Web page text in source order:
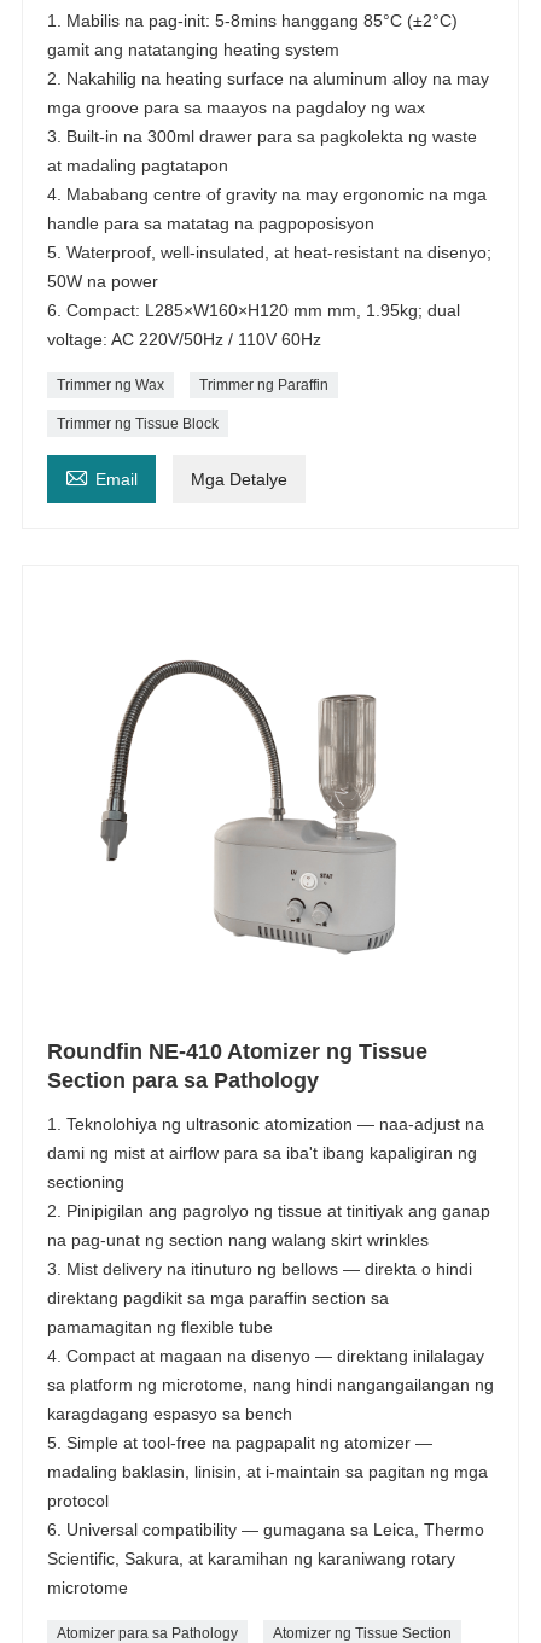
1. Mabilis na pag-init: 5-8mins hanggang 85°C (±2°C)
gamit ang natatanging heating system
2. Nakahilig na heating surface na aluminum alloy na may
mga groove para sa maayos na pagdaloy ng wax
3. Built-in na 300ml drawer para sa pagkolekta ng waste
at madaling pagtatapon
4. Mababang centre of gravity na may ergonomic na mga
handle para sa matatag na pagpoposisyon
5. Waterproof, well-insulated, at heat-resistant na disenyo;
50W na power
6. Compact: L285×W160×H120 mm mm, 1.95kg; dual
voltage: AC 220V/50Hz / 110V 60Hz
Trimmer ng Wax Trimmer ng Paraffin
Trimmer ng Tissue Block
 Email Mga Detalye
Roundfin NE-410 Atomizer ng Tissue
Section para sa Pathology
1. Teknolohiya ng ultrasonic atomization — naa-adjust na
dami ng mist at airflow para sa iba't ibang kapaligiran ng
sectioning
2. Pinipigilan ang pagrolyo ng tissue at tinitiyak ang ganap
na pag-unat ng section nang walang skirt wrinkles
3. Mist delivery na itinuturo ng bellows — direkta o hindi
direktang pagdikit sa mga paraffin section sa
pamamagitan ng flexible tube
4. Compact at magaan na disenyo — direktang inilalagay
sa platform ng microtome, nang hindi nangangailangan ng
karagdagang espasyo sa bench
5. Simple at tool-free na pagpapalit ng atomizer —
madaling baklasin, linisin, at i-maintain sa pagitan ng mga
protocol
6. Universal compatibility — gumagana sa Leica, Thermo
Scientific, Sakura, at karamihan ng karaniwang rotary
microtome
Atomizer para sa Pathology Atomizer ng Tissue Section